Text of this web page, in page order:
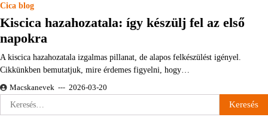
Cica blog
Kiscica hazahozatala: így készülj fel az első
napokra
A kiscica hazahozatala izgalmas pillanat, de alapos felkészülést igényel.
Cikkünkben bemutatjuk, mire érdemes figyelni, hogy…
Macskanevek 2026-03-20
Keresés: